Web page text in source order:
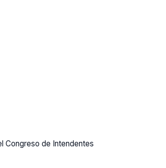
Congreso de Intendentes